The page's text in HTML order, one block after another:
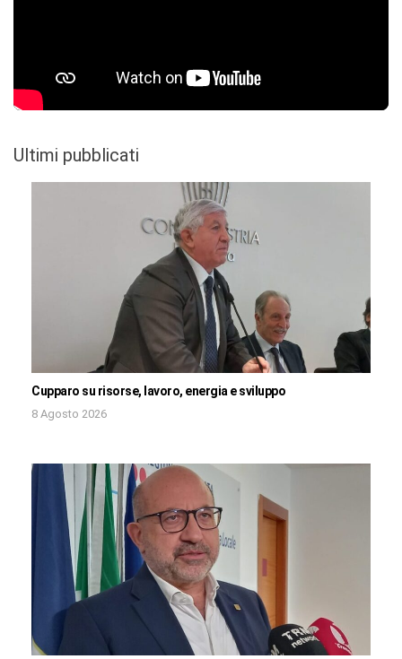
Ultimi pubblicati
Cupparo su risorse, lavoro, energia e sviluppo
8 Agosto 2026